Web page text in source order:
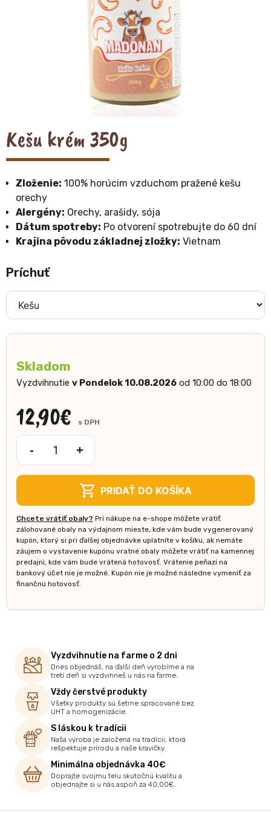
Kešu krém 350g
Zloženie: 100% horúcim vzduchom pražené kešu
orechy
Alergény: Orechy, arašidy, sója
Dátum spotreby: Po otvorení spotrebujte do 60 dní
Krajina pôvodu základnej zložky: Vietnam
Príchuť
Skladom
Vyzdvihnutie v Pondelok 10.08.2026 od 10:00 do 18:00
12,90€ s DPH
-
množstvo
350g
+
PRIDAŤ DO KOŠÍKA
Chcete vrátiť obaly? Pri nákupe na e-shope môžete vrátiť
zálohované obaly na výdajnom mieste, kde vám bude vygenerovaný
kupón, ktorý si pri ďalšej objednávke uplatníte v košíku, ak nemáte
záujem o vystavenie kupónu vratné obaly môžete vrátiť na kamennej
predajni, kde vám bude vrátená hotovosť. Vrátenie peňazí na
bankový účet nie je možné. Kupón nie je možné následne vymeniť za
finančnú hotovosť.
Vyzdvihnutie na farme o 2 dni
Dnes objednáš, na ďalší deň vyrobíme a na
tretí deň si vyzdvihneš u nás na farme.
Vždy čerstvé produkty
Všetky produkty sú šetrne spracované bez
UHT a homogenizácie.
S láskou k tradícii
Naša výroba je založená na tradícii, ktorá
rešpektuje prírodu a naše kravičky.
Minimálna objednávka 40€
Doprajte svojmu telu skutočnú kvalitu a
objednajte si u nás aspoň za 40,00€.